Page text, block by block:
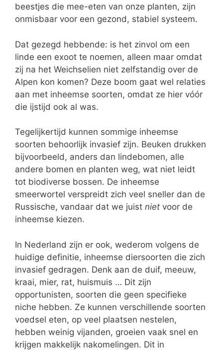
beestjes die mee-eten van onze planten, zijn
onmisbaar voor een gezond, stabiel systeem.
Dat gezegd hebbende: is het zinvol om een
linde een exoot te noemen, alleen maar omdat
zij na het Weichselien niet zelfstandig over de
Alpen kon komen? Deze boom gaat wel relaties
aan met inheemse soorten, omdat ze hier vóór
die ijstijd ook al was.
Tegelijkertijd kunnen sommige inheemse
soorten behoorlijk invasief zijn. Beuken drukken
bijvoorbeeld, anders dan lindebomen, alle
andere bomen en planten weg, wat niet leidt
tot biodiverse bossen. De inheemse
smeerwortel verspreidt zich veel sneller dan de
Russische, vandaar dat we juist niet voor de
inheemse kiezen.
In Nederland zijn er ook, wederom volgens de
huidige definitie, inheemse diersoorten die zich
invasief gedragen. Denk aan de duif, meeuw,
kraai, mier, rat, huismuis … Dit zijn
opportunisten, soorten die geen specifieke
niche hebben. Ze kunnen verschillende soorten
voedsel eten, op veel plaatsen nestelen,
hebben weinig vijanden, groeien vaak snel en
krijgen makkelijk nakomelingen. Dit in